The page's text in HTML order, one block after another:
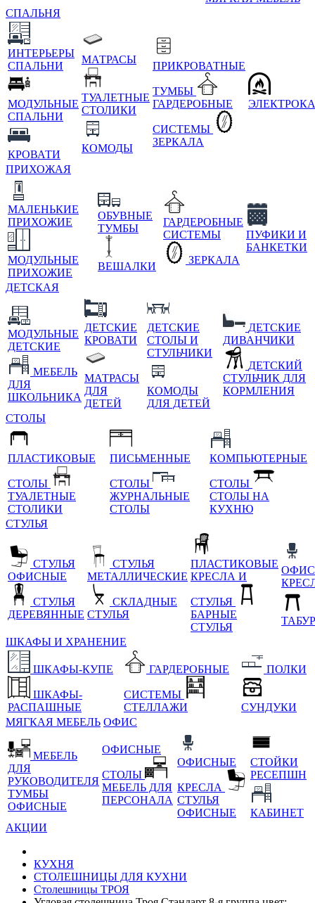
СПАЛЬНЯ
ИНТЕРЬЕРЫ
СПАЛЬНИ
МОДУЛЬНЫЕ
СПАЛЬНИ
КРОВАТИ
МАТРАСЫ
ТУАЛЕТНЫЕ
СТОЛИКИ
КОМОДЫ
ПРИКРОВАТНЫЕ
ТУМБЫ
ГАРДЕРОБНЫЕ
СИСТЕМЫ
ЗЕРКАЛА
ПРИХОЖАЯ
МАЛЕНЬКИЕ
ПРИХОЖИЕ
МОДУЛЬНЫЕ
ПРИХОЖИЕ
ОБУВНЫЕ
ТУМБЫ
ВЕШАЛКИ
ГАРДЕРОБНЫЕ
СИСТЕМЫ
ЗЕРКАЛА
ПУФИКИ И
БАНКЕТКИ
ДЕТСКАЯ
МОДУЛЬНЫЕ
ДЕТСКИЕ
МЕБЕЛЬ
ДЛЯ
ШКОЛЬНИКА
ДЕТСКИЕ
КРОВАТИ
МАТРАСЫ
ДЛЯ
ДЕТЕЙ
ДЕТСКИЕ
СТОЛЫ И
СТУЛЬЧИКИ
КОМОДЫ
ДЛЯ ДЕТЕЙ
ДЕТСКИЕ
ДИВАНЧИКИ
ДЕТСКИЙ
СТУЛЬЧИК ДЛЯ
КОРМЛЕНИЯ
СТОЛЫ
ПЛАСТИКОВЫЕ
СТОЛЫ
ТУАЛЕТНЫЕ
СТОЛИКИ
ПИСЬМЕННЫЕ
СТОЛЫ
ЖУРНАЛЬНЫЕ
СТОЛЫ
КОМПЬЮТЕРНЫЕ
СТОЛЫ
СТОЛЫ НА
КУХНЮ
СТУЛЬЯ
СТУЛЬЯ
ОФИСНЫЕ
СТУЛЬЯ
ДЕРЕВЯННЫЕ
СТУЛЬЯ
МЕТАЛЛИЧЕСКИЕ
СКЛАДНЫЕ
СТУЛЬЯ
ПЛАСТИКОВЫЕ
КРЕСЛА И
СТУЛЬЯ
БАРНЫЕ
СТУЛЬЯ
ШКАФЫ И ХРАНЕНИЕ
ШКАФЫ-КУПЕ
ШКАФЫ-
РАСПАШНЫЕ
ГАРДЕРОБНЫЕ
СИСТЕМЫ
СТЕЛЛАЖИ
ПОЛКИ
СУНДУКИ
МЯГКАЯ МЕБЕЛЬ ОФИС
МЕБЕЛЬ
ДЛЯ
РУКОВОДИТЕЛЯ
ТУМБЫ
ОФИСНЫЕ
ОФИСНЫЕ
СТОЛЫ
МЕБЕЛЬ ДЛЯ
ПЕРСОНАЛА
ОФИСНЫЕ
КРЕСЛА
СТУЛЬЯ
ОФИСНЫЕ
СТОЙКИ
РЕСЕПШН
КАБИНЕТ
АКЦИИ
КУХНЯ
СТОЛЕШНИЦЫ ДЛЯ КУХНИ
Столешницы ТРОЯ